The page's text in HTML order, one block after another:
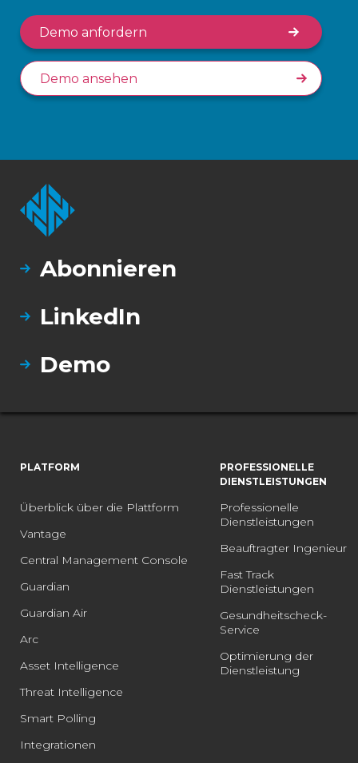
Demo anfordern
Demo ansehen
Abonnieren
LinkedIn
Demo
PLATFORM
Überblick über die Plattform
Vantage
Central Management Console
Guardian
Guardian Air
Arc
Asset Intelligence
Threat Intelligence
Smart Polling
Integrationen
PROFESSIONELLE
DIENSTLEISTUNGEN
Professionelle
Dienstleistungen
Beauftragter Ingenieur
Fast Track
Dienstleistungen
Gesundheitscheck-
Service
Optimierung der
Dienstleistung